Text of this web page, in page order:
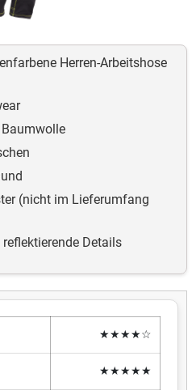
Herren-Arbeitshose
Baumwolle
(nicht im Lieferumfang
Details
★★★★☆
★★★★★